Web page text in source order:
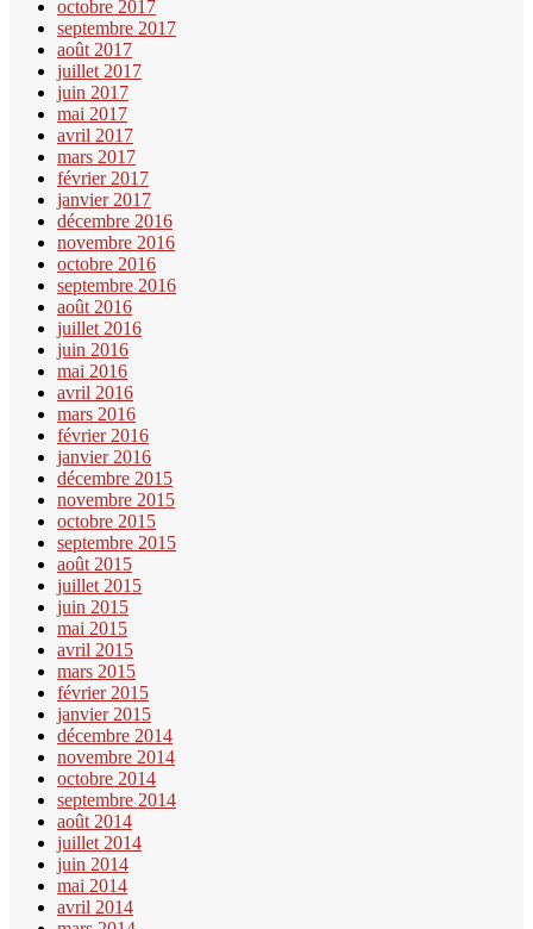
octobre 2017
septembre 2017
août 2017
juillet 2017
juin 2017
mai 2017
avril 2017
mars 2017
février 2017
janvier 2017
décembre 2016
novembre 2016
octobre 2016
septembre 2016
août 2016
juillet 2016
juin 2016
mai 2016
avril 2016
mars 2016
février 2016
janvier 2016
décembre 2015
novembre 2015
octobre 2015
septembre 2015
août 2015
juillet 2015
juin 2015
mai 2015
avril 2015
mars 2015
février 2015
janvier 2015
décembre 2014
novembre 2014
octobre 2014
septembre 2014
août 2014
juillet 2014
juin 2014
mai 2014
avril 2014